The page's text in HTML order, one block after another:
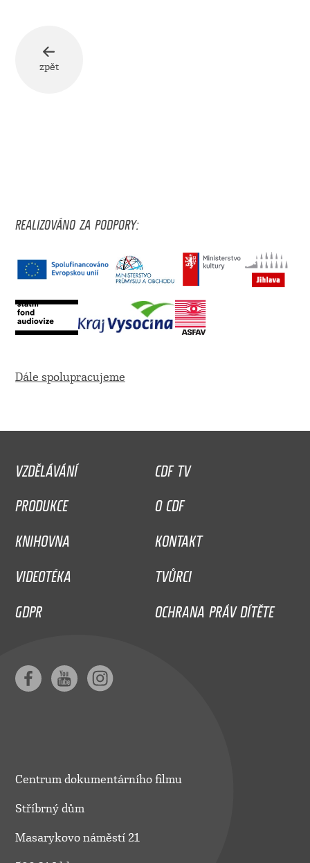
zpět
REALIZOVÁNO ZA PODPORY:
Dále spolupracujeme
VZDĚLÁVÁNÍ
CDF TV
PRODUKCE
O CDF
KNIHOVNA
KONTAKT
VIDEOTÉKA
TVŮRCI
GDPR
OCHRANA PRÁV DÍTĚTE
Centrum dokumentárního filmu
Stříbrný dům
Masarykovo náměstí 21